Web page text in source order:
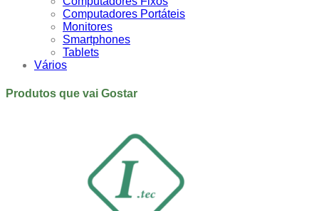
Computadores Portáteis
Monitores
Smartphones
Tablets
Vários
Produtos que vai Gostar